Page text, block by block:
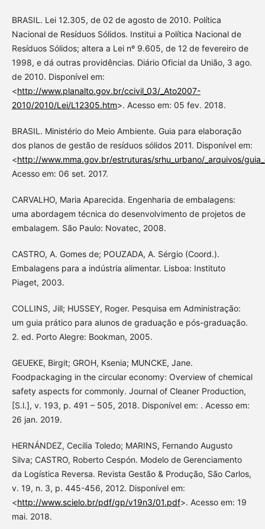
BRASIL. Lei 12.305, de 02 de agosto de 2010. Política
Nacional de Resíduos Sólidos. Institui a Política Nacional de
Resíduos Sólidos; altera a Lei nº 9.605, de 12 de fevereiro de
1998, e dá outras providências. Diário Oficial da União, 3 ago.
de 2010. Disponível em:
<http://www.planalto.gov.br/ccivil_03/_Ato2007-
2010/2010/Lei/L12305.htm>. Acesso em: 05 fev. 2018.
BRASIL. Ministério do Meio Ambiente. Guia para elaboração
dos planos de gestão de resíduos sólidos 2011. Disponível em:
<http://www.mma.gov.br/estruturas/srhu_urbano/_arquivos/
Acesso em: 06 set. 2017.
CARVALHO, Maria Aparecida. Engenharia de embalagens:
uma abordagem técnica do desenvolvimento de projetos de
embalagem. São Paulo: Novatec, 2008.
CASTRO, A. Gomes de; POUZADA, A. Sérgio (Coord.).
Embalagens para a indústria alimentar. Lisboa: Instituto
Piaget, 2003.
COLLINS, Jill; HUSSEY, Roger. Pesquisa em Administração:
um guia prático para alunos de graduação e pós-graduação.
2. ed. Porto Alegre: Bookman, 2005.
GEUEKE, Birgit; GROH, Ksenia; MUNCKE, Jane.
Foodpackaging in the circular economy: Overview of chemical
safety aspects for commonly. Journal of Cleaner Production,
[S.l.], v. 193, p. 491 – 505, 2018. Disponível em: . Acesso em:
26 jan. 2019.
HERNÁNDEZ, Cecilia Toledo; MARINS, Fernando Augusto
Silva; CASTRO, Roberto Cespón. Modelo de Gerenciamento
da Logística Reversa. Revista Gestão & Produção, São Carlos,
v. 19, n. 3, p. 445-456, 2012. Disponível em:
<http://www.scielo.br/pdf/gp/v19n3/01.pdf>. Acesso em: 19
mai. 2018.